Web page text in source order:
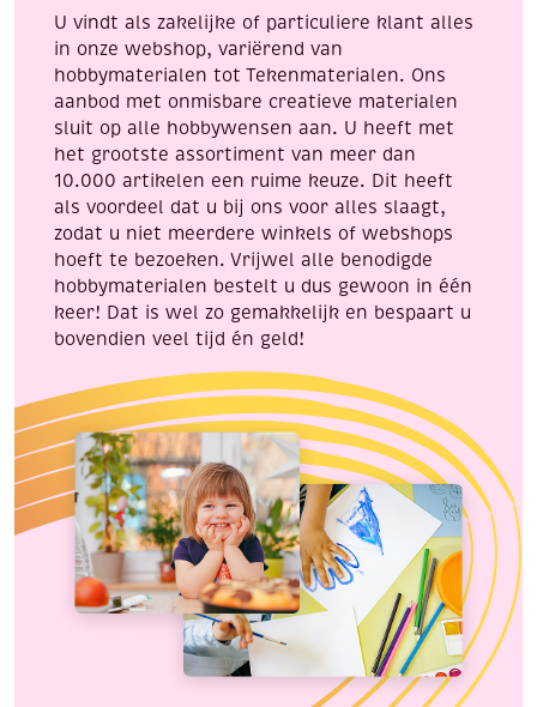
U vindt als zakelijke of particuliere klant alles
in onze webshop, variërend van
hobbymaterialen tot Tekenmaterialen. Ons
aanbod met onmisbare creatieve materialen
sluit op alle hobbywensen aan. U heeft met
het grootste assortiment van meer dan
10.000 artikelen een ruime keuze. Dit heeft
als voordeel dat u bij ons voor alles slaagt,
zodat u niet meerdere winkels of webshops
hoeft te bezoeken. Vrijwel alle benodigde
hobbymaterialen bestelt u dus gewoon in één
keer! Dat is wel zo gemakkelijk en bespaart u
bovendien veel tijd én geld!